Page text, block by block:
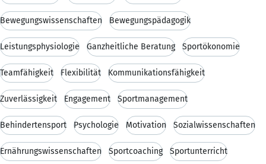
Bewegungswissenschaften Bewegungspädagogik
Leistungsphysiologie Ganzheitliche Beratung Sportökonomie
Teamfähigkeit Flexibilität Kommunikationsfähigkeit
Zuverlässigkeit Engagement Sportmanagement
Behindertensport Psychologie Motivation Sozialwissenschaften
Ernährungswissenschaften Sportcoaching Sportunterricht